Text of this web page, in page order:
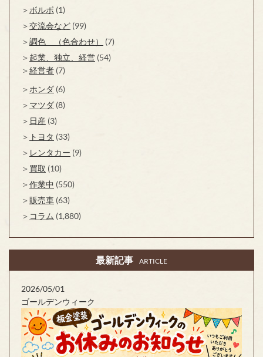
ボルボ (1)
交流会など (99)
調色 （色合わせ）
(7)
起業、独立、経営 (54)
経営者 (7)
ホンダ (6)
マツダ (8)
日産 (3)
トヨタ (33)
レンタカー (9)
買取 (10)
作業中 (550)
販売車 (63)
コラム (1,880)
最新記事 ARTICLE
2026/05/01
ゴールデンウィーク